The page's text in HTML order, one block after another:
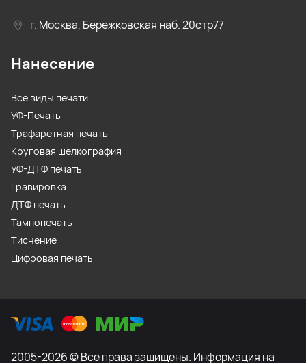
г. Москва, Бережковская наб. 20стр77
Нанесение
Все виды печати
УФ-Печать
Трафаретная печать
Круговая шелкография
УФ-ДТФ печать
Гравировка
ДТФ печать
Тампопечать
Тиснение
Цифровая печать
2005-2026 © Все права защищены. Информация на